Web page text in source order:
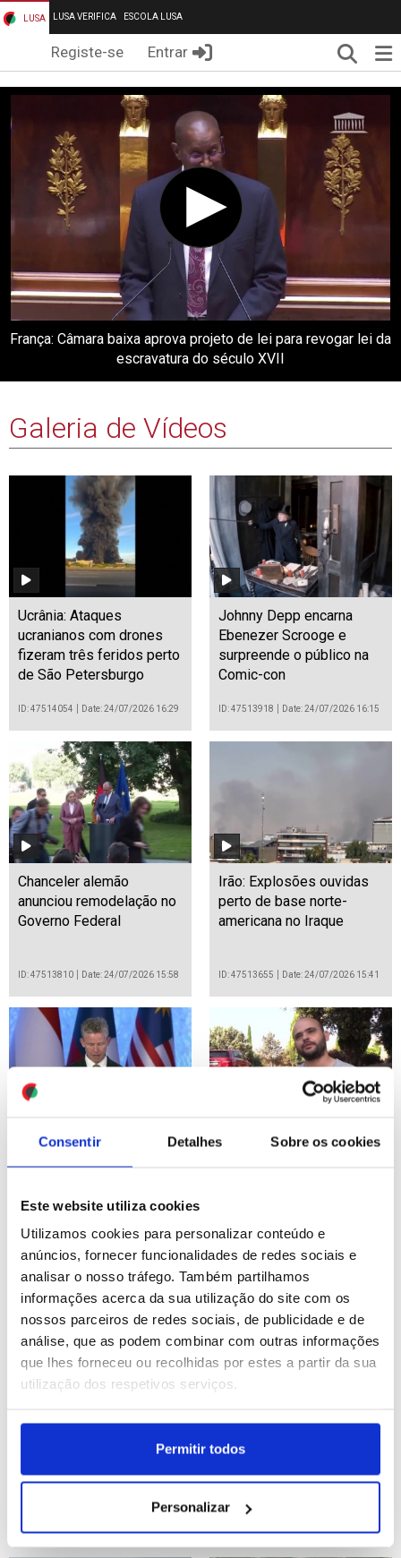
Consentir Detalhes Sobre os cookies
Este website utiliza cookies
Utilizamos cookies para personalizar conteúdo e
anúncios, fornecer funcionalidades de redes sociais e
analisar o nosso tráfego. Também partilhamos
informações acerca da sua utilização do site com os
nossos parceiros de redes sociais, de publicidade e de
análise, que as podem combinar com outras informações
que lhes forneceu ou recolhidas por estes a partir da sua
utilização dos respetivos serviços.
Permitir todos
Personalizar
LUSA LUSA VERIFICA ESCOLA LUSA
Registe-se Entrar
França: Câmara baixa aprova projeto de lei para revogar lei da
escravatura do século XVII
Galeria de Vídeos
Ucrânia: Ataques
ucranianos com drones
fizeram três feridos perto
de São Petersburgo
ID: 47514054 Date: 24/07/2026 16:29
Johnny Depp encarna
Ebenezer Scrooge e
surpreende o público na
Comic-con
ID: 47513918 Date: 24/07/2026 16:15
Chanceler alemão
anunciou remodelação no
Governo Federal
ID: 47513810 Date: 24/07/2026 15:58
Irão: Explosões ouvidas
perto de base norte-
americana no Iraque
ID: 47513655 Date: 24/07/2026 15:41
ASEAN dá as boas-vindas
a mais 4 países ao
Cooperação
ID: 47513611 Date: 24/07/2026 15:21
Região de Madrid vive
ID: 47513419 Date: 24/07/2026 14:46
devido a fogos
Date: 24/07/2026 14:28
Trump são
"completamente